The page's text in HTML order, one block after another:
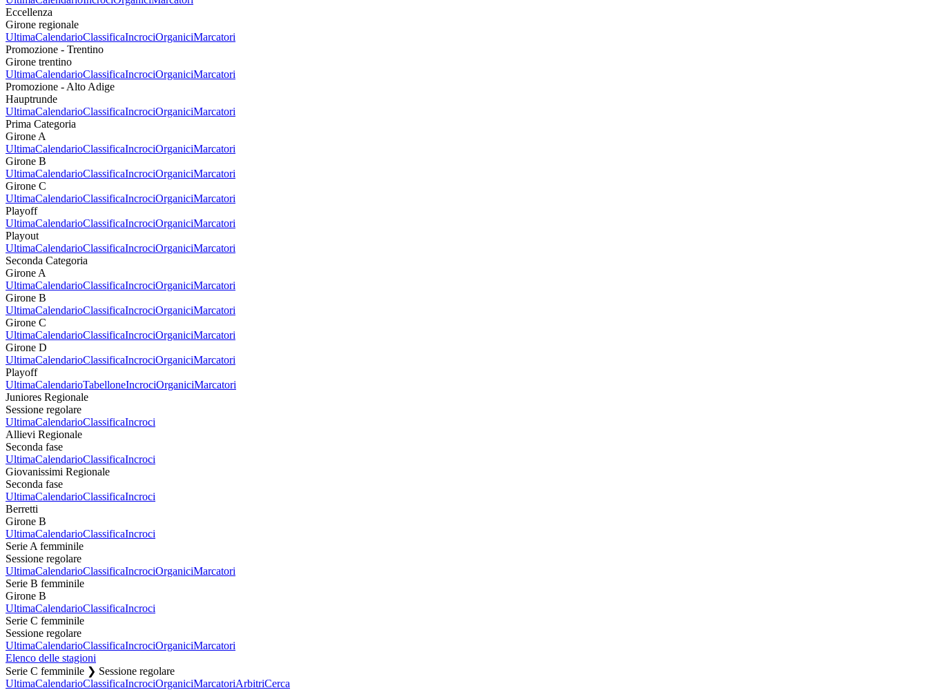
Eccellenza
Girone regionale
UltimaCalendarioClassificaIncrociOrganiciMarcatori
Promozione - Trentino
Girone trentino
UltimaCalendarioClassificaIncrociOrganiciMarcatori
Promozione - Alto Adige
Hauptrunde
UltimaCalendarioClassificaIncrociOrganiciMarcatori
Prima Categoria
Girone A
UltimaCalendarioClassificaIncrociOrganiciMarcatori
Girone B
UltimaCalendarioClassificaIncrociOrganiciMarcatori
Girone C
UltimaCalendarioClassificaIncrociOrganiciMarcatori
Playoff
UltimaCalendarioClassificaIncrociOrganiciMarcatori
Playout
UltimaCalendarioClassificaIncrociOrganiciMarcatori
Seconda Categoria
Girone A
UltimaCalendarioClassificaIncrociOrganiciMarcatori
Girone B
UltimaCalendarioClassificaIncrociOrganiciMarcatori
Girone C
UltimaCalendarioClassificaIncrociOrganiciMarcatori
Girone D
UltimaCalendarioClassificaIncrociOrganiciMarcatori
Playoff
UltimaCalendarioTabelloneIncrociOrganiciMarcatori
Juniores Regionale
Sessione regolare
UltimaCalendarioClassificaIncroci
Allievi Regionale
Seconda fase
UltimaCalendarioClassificaIncroci
Giovanissimi Regionale
Seconda fase
UltimaCalendarioClassificaIncroci
Berretti
Girone B
UltimaCalendarioClassificaIncroci
Serie A femminile
Sessione regolare
UltimaCalendarioClassificaIncrociOrganiciMarcatori
Serie B femminile
Girone B
UltimaCalendarioClassificaIncroci
Serie C femminile
Sessione regolare
UltimaCalendarioClassificaIncrociOrganiciMarcatori
Elenco delle stagioni
Serie C femminile ❯ Sessione regolare
UltimaCalendarioClassificaIncrociOrganiciMarcatoriArbitriCerca